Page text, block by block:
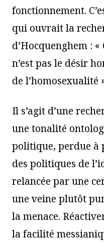
fonctionnement.
qui ouvrait la
d’Hocquenghem :
n’est pas le désir
de l’homosexualité
Il s’agit d’une
une tonalité
politique, perdue à
des politiques de
relancée par une
une veine plutôt
la menace.
la facilité